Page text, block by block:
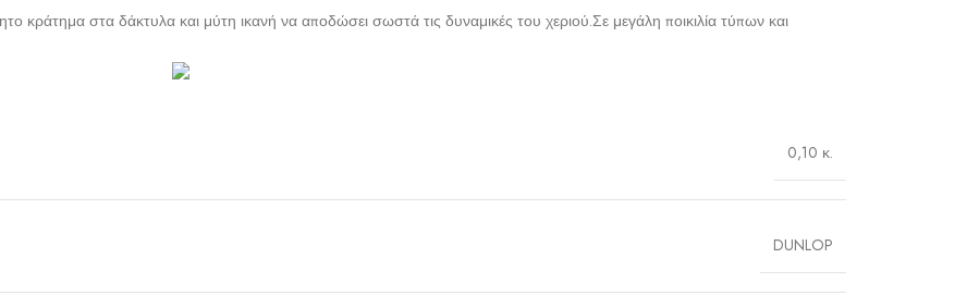
κράτημα στα δάκτυλα και μύτη ικανή να αποδώσει σωστά τις δυναμικές του χεριού.Σε μεγάλη ποικιλία τύπων και
0,10 κ.
DUNLOP